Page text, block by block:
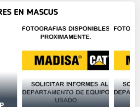
EN MASCUS